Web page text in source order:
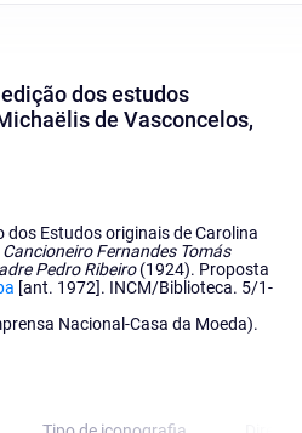
dos estudos
de Vasconcelos,
Estudos originais de Carolina
Cancioneiro Fernandes Tomás
Pedro Ribeiro(1924). Proposta
[ant. 1972]. INCM/Biblioteca. 5/1-
Nacional-Casa da Moeda).